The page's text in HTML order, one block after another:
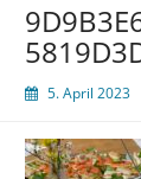
5. April 2023